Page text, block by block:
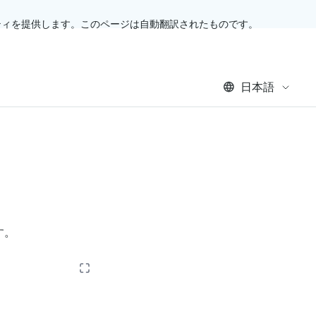
提供します。このページは自動翻訳されたものです。
日本語